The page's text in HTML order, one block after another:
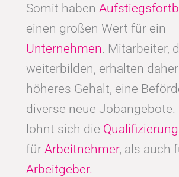
Somit haben
einen großen Wert für ein
Unternehmen. Mitarbeiter,
weiterbilden, erhalten
höheres Gehalt, eine
diverse neue Jobangebote.
lohnt sich die Qualifizierung
für Arbeitnehmer, als auch
Arbeitgeber.